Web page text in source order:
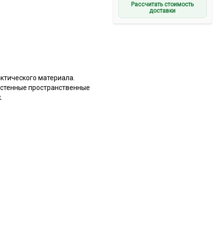
Рассчитать стоимость
доставки
материала.
пространственные